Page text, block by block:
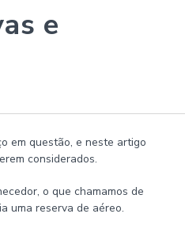
e
em questão, e neste artigo
considerados.
o que chamamos de
uma reserva de aéreo.